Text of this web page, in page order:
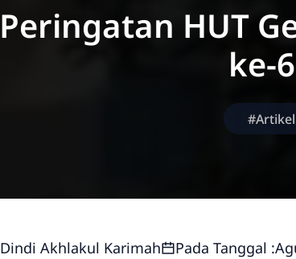
Peringatan HUT
ke-
#Artikel
Dindi Akhlakul Karimah Pada Tanggal :